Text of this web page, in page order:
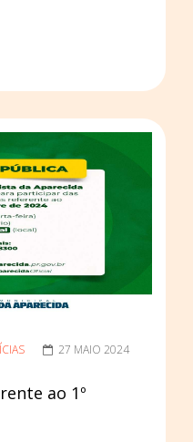
27 MAIO 2024
ao 1º